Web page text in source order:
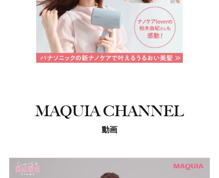
MAQUIA CHANNEL
動画